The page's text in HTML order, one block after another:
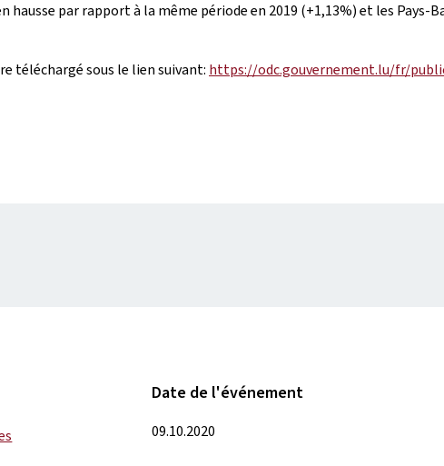
par rapport à la même période en 2019 (+1,13%) et les Pays-
téléchargé sous le lien suivant: https://odc.gouvernement.lu/fr/
Date de l'événement
09.10.2020